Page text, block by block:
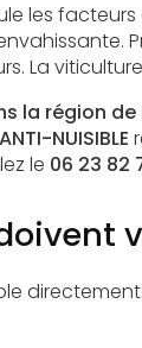
les
La
la région
NUISIBLE
le 06 23 82